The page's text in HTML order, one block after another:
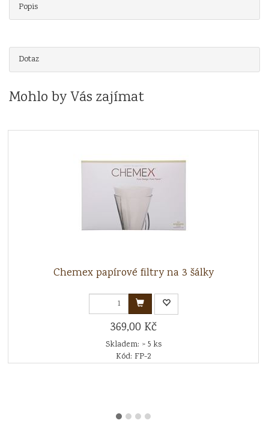
Popis
Dotaz
Mohlo by Vás zajímat
Chemex papírové filtry na 3 šálky
369,00 Kč
Skladem: > 5 ks
Kód: FP-2